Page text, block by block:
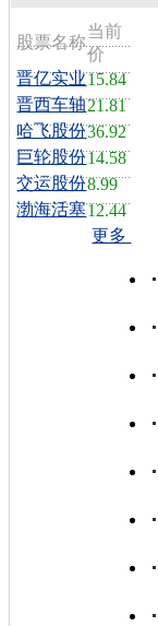
股票名称
当前
价
晋亿实业15.84
晋西车轴21.81
哈飞股份36.92
巨轮股份14.58
交运股份8.99
渤海活塞12.44
更多